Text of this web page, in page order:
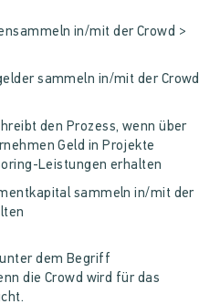
in/mit der Crowd >
sammeln in/mit der Crowd
den Prozess, wenn über
Geld in Projekte
Leistungen erhalten
sammeln in/mit der
dem Begriff
die Crowd wird für das